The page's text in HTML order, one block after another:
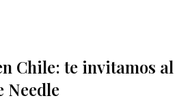
Chile: te invitamos al
Needle